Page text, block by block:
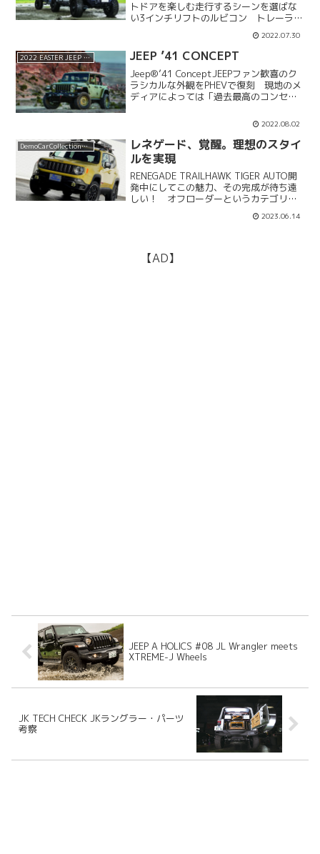
トドアを楽しむ走行するシーンを選ばな
い3インチリフトのルビコン トレーラー
をトーイングした並行輸入のルビコンと
いう強烈なインパクトを放つのは、本格
的なキャンプやオフロード走行を楽しん
でいるというオーナーの...
2022.07.30
2022 EASTER JEEP SAFARI CONCEPT JEEP ’41 CONCEPT
Jeep®’41 ConceptJEEPファン歓喜のク
ラシカルな外観をPHEVで復刻 現地のメ
ディアによっては「過去最高のコンセプ
は、第二次大戦時に軍用車として設計さ
れた初代ジープを彷彿させる「’41コン...
2022.08.02
DemoCarCollection2016
レネゲード、覚醒。理想のスタイ
ルを実現
RENEGADE TRAILHAWK TIGER AUTO開
発中にしてこの魅力、その完成が待ち遠
しい！ オフローダーというカテゴリー
には収まりきらないほどの多様性を持っ
ているのがジープというクルマの魅力の
2023.06.14
【AD】
JEEP A HOLICS #08 JL Wrangler meets
XTREME-J Wheels
JK TECH CHECK JKラングラー・パーツ
考察